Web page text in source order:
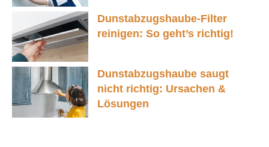
Dunstabzugshaube-Filter
reinigen: So geht’s richtig!
Dunstabzugshaube saugt
nicht richtig: Ursachen &
Lösungen